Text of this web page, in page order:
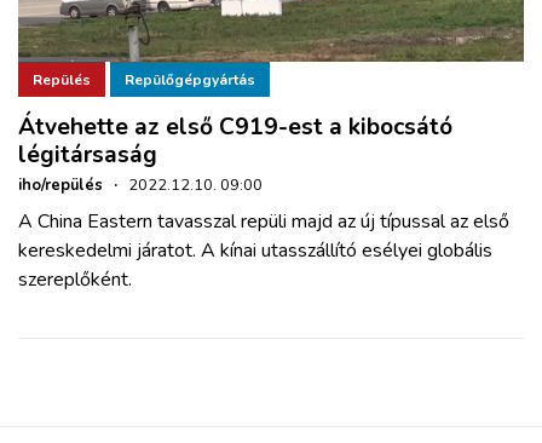
Repülés Repülőgépgyártás
Átvehette az első C919-est a kibocsátó
légitársaság
iho/repülés · 2022.12.10. 09:00
A China Eastern tavasszal repüli majd az új típussal az első
kereskedelmi járatot. A kínai utasszállító esélyei globális
szereplőként.